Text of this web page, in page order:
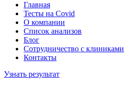
Главная
Тесты на Covid
О компании
Список анализов
Блог
Сотрудничество с клиниками
Контакты
Узнать результат